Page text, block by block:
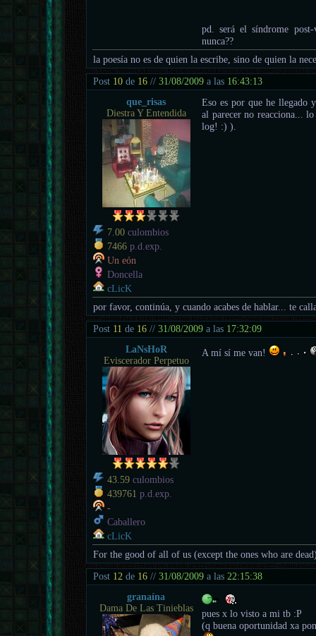
pd. será el síndrome
nunca??
la poesía no es de quien la escribe, sino de quien la
Post 10 de 16 //31/08/2009 a las 16:43:13
que_risas
Diestra Y Entendida
7.00 culombios
7466 p.d.exp.
Un eón
Doncella
cLicK
Eso es por que he llegado
al parecer no reacciona...
log! :) ).
por favor, continúa, y cuando acabes de hablar... te
Post 11 de 16 //31/08/2009 a las 17:32:09
LaNsHoR
Eviscerador Perpetuo
43.59 culombios
439761 p.d.exp.
-
Caballero
cLicK
A mí sí me van!
For the good of all of us (except the ones who are
Post 12 de 16 //31/08/2009 a las 22:15:38
granaína
Dama De Las Tinieblas
pues x lo visto a mi tb :P
(q buena oportunidad xa